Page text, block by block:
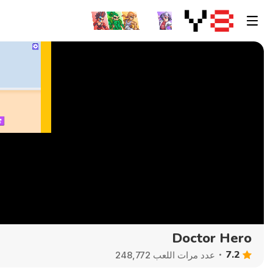
Doctor Hero
7.2 عدد مرات اللعب 248,772